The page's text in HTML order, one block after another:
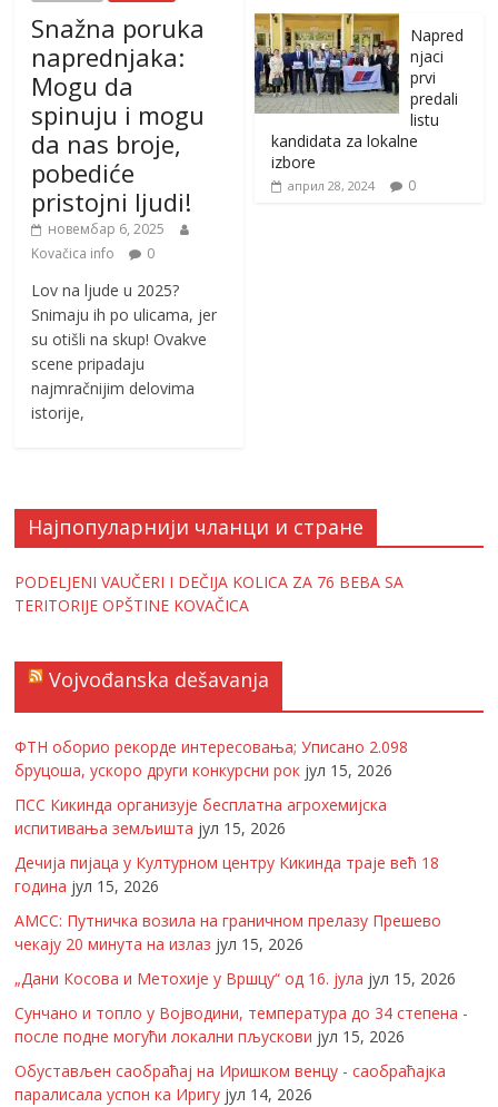
Snažna poruka
naprednjaka:
Mogu da
spinuju i mogu
da nas broje,
pobediće
pristojni ljudi!
новембар 6, 2025
Kovačica info
0
Lov na ljude u 2025?
Snimaju ih po ulicama, jer
su otišli na skup! Ovakve
scene pripadaju
najmračnijim delovima
istorije,
Napred
njaci
prvi
predali
listu
kandidata za lokalne
izbore
април 28, 2024 0
Најпопуларнији чланци и стране
PODELJENI VAUČERI I DEČIJA KOLICA ZA 76 BEBA SA
TERITORIJE OPŠTINE KOVAČICA
Vojvođanska dešavanja
ФТН оборио рекорде интересовања; Уписано 2.098
бруцоша, ускоро други конкурсни рок јул 15, 2026
ПСС Кикинда организује бесплатна агрохемијска
испитивања земљишта јул 15, 2026
Дечија пијаца у Културном центру Кикинда траје већ 18
година јул 15, 2026
АМСС: Путничка возила на граничном прелазу Прешево
чекају 20 минута на излаз јул 15, 2026
„Дани Косова и Метохије у Вршцу“ од 16. јула јул 15, 2026
Сунчано и топло у Војводини, температура до 34 степена -
после подне могући локални пљускови јул 15, 2026
Обустављен саобраћај на Иришком венцу - саобраћајка
паралисала успон ка Иригу јул 14, 2026